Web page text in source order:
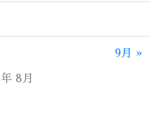
8月
9月 »